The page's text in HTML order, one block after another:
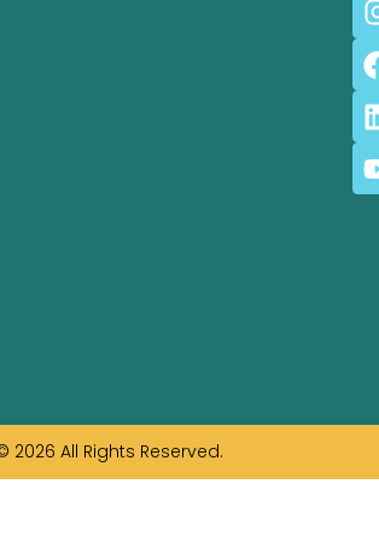
2026 All Rights Reserved.